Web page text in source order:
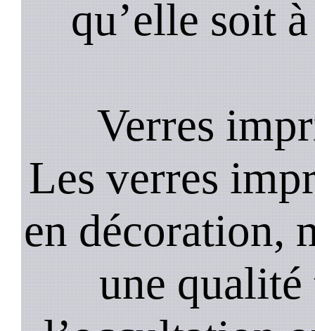
qu’elle soit
Verres
Les verres
en décoration,
une